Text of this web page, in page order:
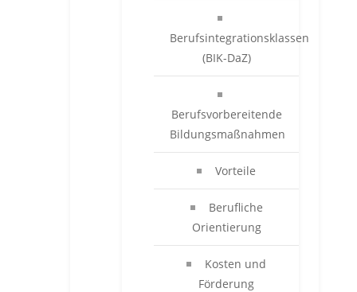
Berufsintegrationsklassen
(BIK-DaZ)
Berufsvorbereitende
Bildungsmaßnahmen
Vorteile
Berufliche
Orientierung
Kosten und
Förderung